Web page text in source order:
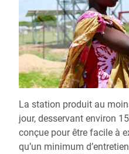
La station produit au
jour, desservant environ
conçue pour être facile à
qu’un minimum